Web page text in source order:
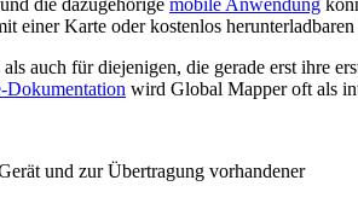
einer Karte oder kostenlos
auch für diejenigen, die gerade erst ihre
Dokumentation wird Global Mapper oft als
und zur Übertragung vorhandener